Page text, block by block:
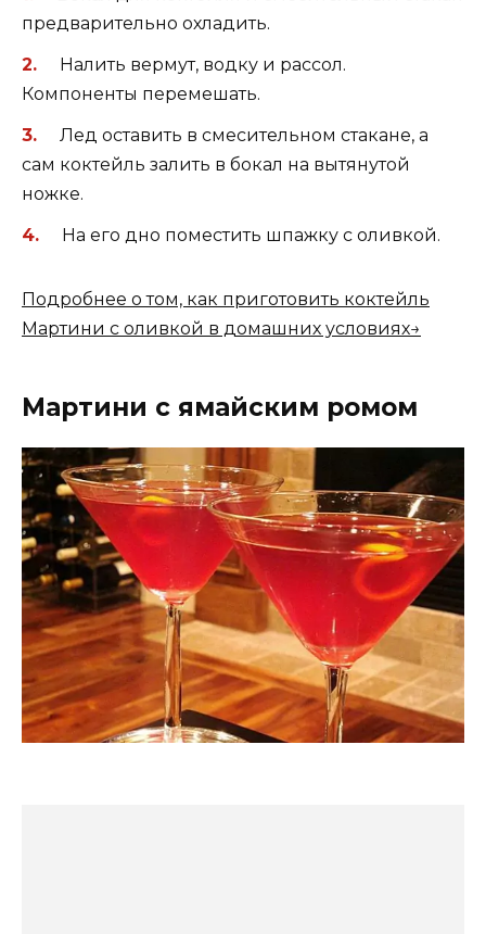
предварительно охладить.
Налить вермут, водку и рассол.
Компоненты перемешать.
Лед оставить в смесительном стакане, а
сам коктейль залить в бокал на вытянутой
ножке.
На его дно поместить шпажку с оливкой.
Подробнее о том, как приготовить коктейль
Мартини с оливкой в домашних условиях→
Мартини с ямайским ромом